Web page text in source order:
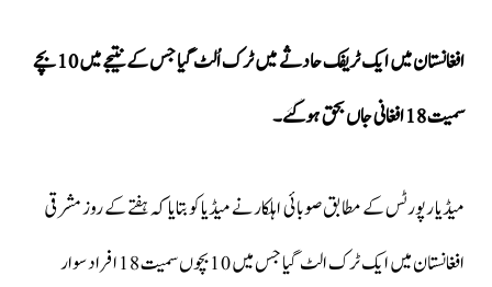
افغانستان میں ایک ٹریفک حادثے میں ٹرک اُلٹ گیا جس کے نتیجے میں 10 بچے
سمیت 18 افغانی جاں بحق ہوگئے۔
میڈیا رپورٹس کے مطابق صوبائی اہلکار نے میڈیا کو بتایا کہ ہفتے کے روز مشرقی
افغانستان میں ایک ٹرک الٹ گیا جس میں 10 بچوں سمیت 18 افراد سوار